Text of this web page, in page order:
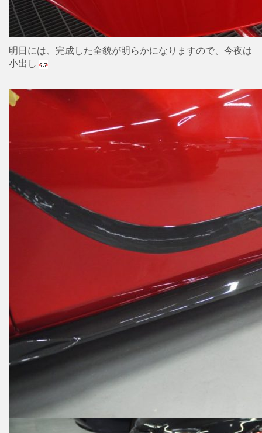
明日には、完成した全貌が明らかになりますので、今夜は
小出し